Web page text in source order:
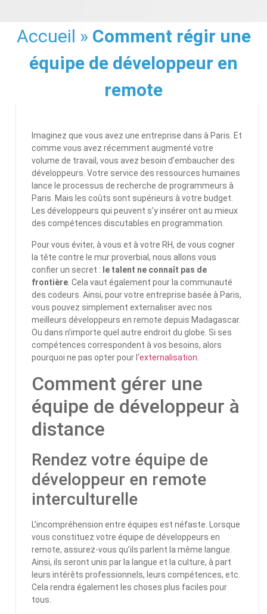
Accueil » Comment régir une
équipe de développeur en
remote
Imaginez que vous avez une entreprise dans à Paris. Et
comme vous avez récemment augmenté votre
volume de travail, vous avez besoin d’embaucher des
développeurs. Votre service des ressources humaines
lance le processus de recherche de programmeurs à
Paris. Mais les coûts sont supérieurs à votre budget.
Les développeurs qui peuvent s’y insérer ont au mieux
des compétences discutables en programmation.
Pour vous éviter, à vous et à votre RH, de vous cogner
la tête contre le mur proverbial, nous allons vous
confier un secret : le talent ne connaît pas de
frontière . Cela vaut également pour la communauté
des codeurs. Ainsi, pour votre entreprise basée à Paris,
vous pouvez simplement externaliser avec nos
meilleurs développeurs en remote depuis Madagascar.
Ou dans n’importe quel autre endroit du globe. Si ses
compétences correspondent à vos besoins, alors
pourquoi ne pas opter pour l‘externalisation
Comment gérer une
équipe de développeur à
distance
Rendez votre équipe de
développeur en remote
interculturelle
L’incompréhension entre équipes est néfaste. Lorsque
vous constituez votre équipe de développeurs en
remote, assurez-vous qu’ils parlent la même langue.
Ainsi, ils seront unis par la langue et la culture, à part
leurs intérêts professionnels, leurs compétences, etc.
Cela rendra également les choses plus faciles pour
tous.